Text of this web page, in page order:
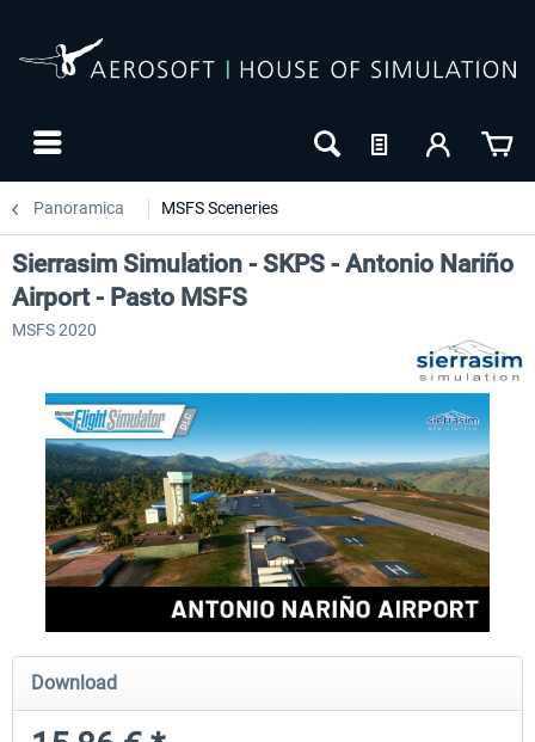
Panoramica MSFS Sceneries
Aerosoft Mega Airport Brussels Aerosoft Airport Cologne/
Sierrasim Simulation - SKPS - Antonio Nariño
Airport - Pasto MSFS
MSFS 2020
Download